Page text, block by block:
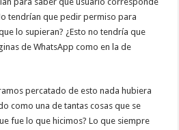
tendrían que pedir permiso para
lo supieran? ¿Esto no tendría que
de WhatsApp como en la de
percatado de esto nada hubiera
como una de tantas cosas que se
fue lo que hicimos? Lo que siempre